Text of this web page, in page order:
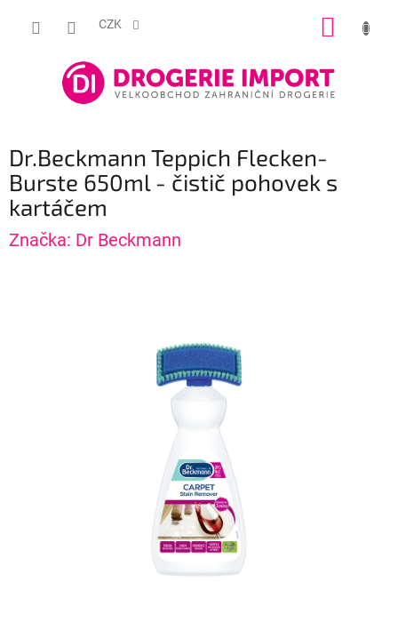
CZK
Dr.Beckmann Teppich Flecken-
Burste 650ml - čistič pohovek s
kartáčem
Značka: Dr Beckmann